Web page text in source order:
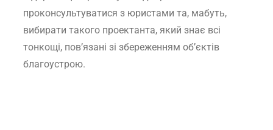
проконсультуватися з юристами та, мабуть,
вибирати такого проектанта, який знає всі
тонкощі, пов’язані зі збереженням об’єктів
благоустрою.